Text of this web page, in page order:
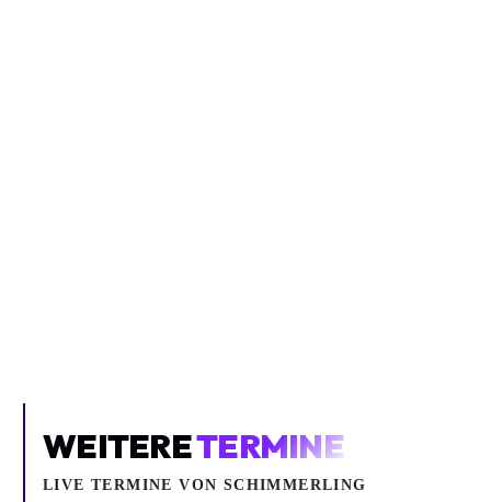
WEITERETERMINE
LIVE TERMINE VON SCHIMMERLING